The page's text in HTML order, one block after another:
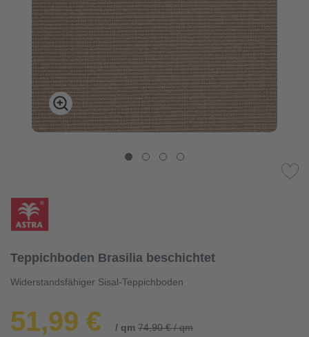
Teppichboden Brasilia beschichtet
Widerstandsfähiger Sisal-Teppichboden
51,99 € / qm 74,90 € / qm